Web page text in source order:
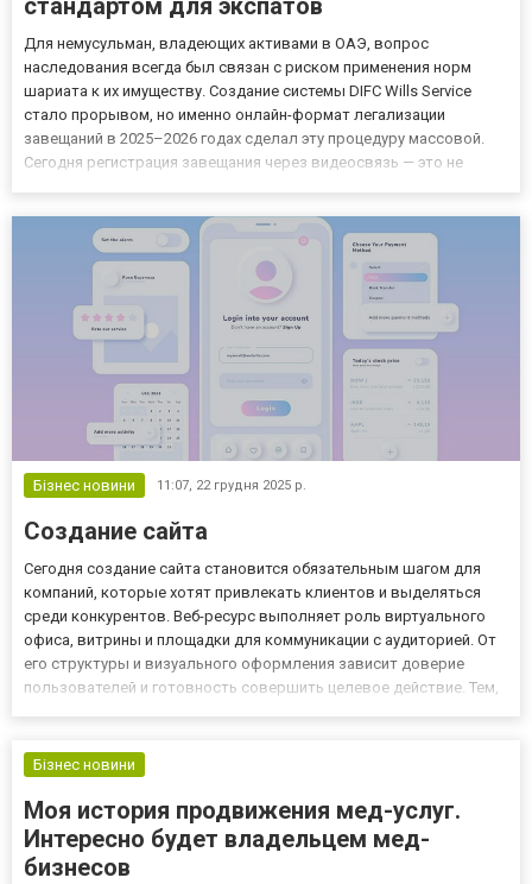
стандартом для экспатов
Для немусульман, владеющих активами в ОАЭ, вопрос
наследования всегда был связан с риском применения норм
шариата к их имуществу. Создание системы DIFC Wills Service
стало прорывом, но именно онлайн-формат легализации
завещаний в 2025–2026 годах сделал эту процедуру массовой.
Сегодня регистрация завещания через видеосвязь — это не
завещание (...
Бізнес новини 11:07, 22 грудня 2025 р.
Создание сайта
Сегодня создание сайта становится обязательным шагом для
компаний, которые хотят привлекать клиентов и выделяться
среди конкурентов. Веб-ресурс выполняет роль виртуального
офиса, витрины и площадки для коммуникации с аудиторией. От
его структуры и визуального оформления зависит доверие
пользователей и готовность совершить целевое действие. Тем,
Бізнес новини
Моя история продвижения мед-услуг.
Интересно будет владельцем мед-
бизнесов